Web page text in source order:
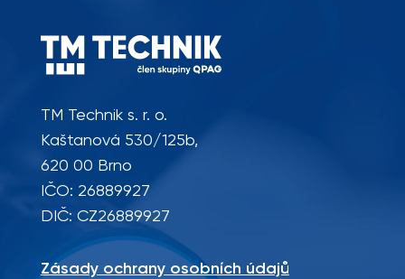
TM Technik s. r. o.
Kaštanová 530/125b,
620 00 Brno
IČO: 26889927
DIČ: CZ26889927
Zásady ochrany osobních údajů